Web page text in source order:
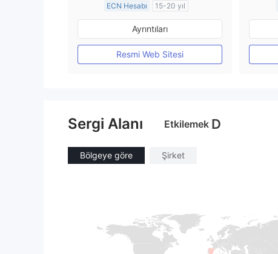
ECN Hesabı
15-20 yıl
Düzenleyici Ülke/Bölge: Avustralya
Pazar Yapıcılık (MM)
MT4 Tam Lisans
Ayrıntıları
Resmi Web Sitesi
Sergi Alanı Etkilemek D
Bölgeye göre Şirket